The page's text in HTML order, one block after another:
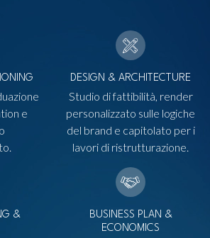
e
DESIGN & ARCHITECTURE
Studio di fattibilità, render
personalizzato sulle logiche
del brand e capitolato per i
lavori di ristrutturazione.
&
BUSINESS PLAN &
ECONOMICS